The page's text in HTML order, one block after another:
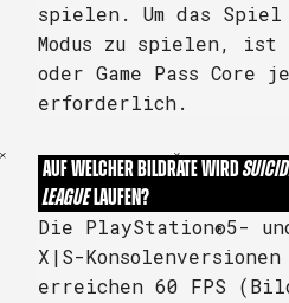
spielen. Um das Spiel
Modus zu spielen, ist
oder Game Pass Core
erforderlich.
AUF WELCHER BILDRATE WIRD
LEAGUELAUFEN?
Die PlayStation®5-
X|S-
erreichen 60 FPS